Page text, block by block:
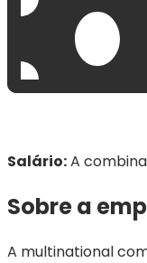
Salário:A
Sobre a
A multinational